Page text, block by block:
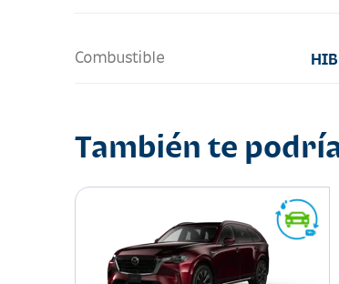
Combustible
También te